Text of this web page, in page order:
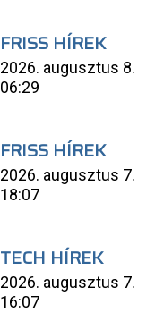
FRISS HÍREK
2026. augusztus 8.
06:29
FRISS HÍREK
2026. augusztus 7.
18:07
TECH HÍREK
2026. augusztus 7.
16:07